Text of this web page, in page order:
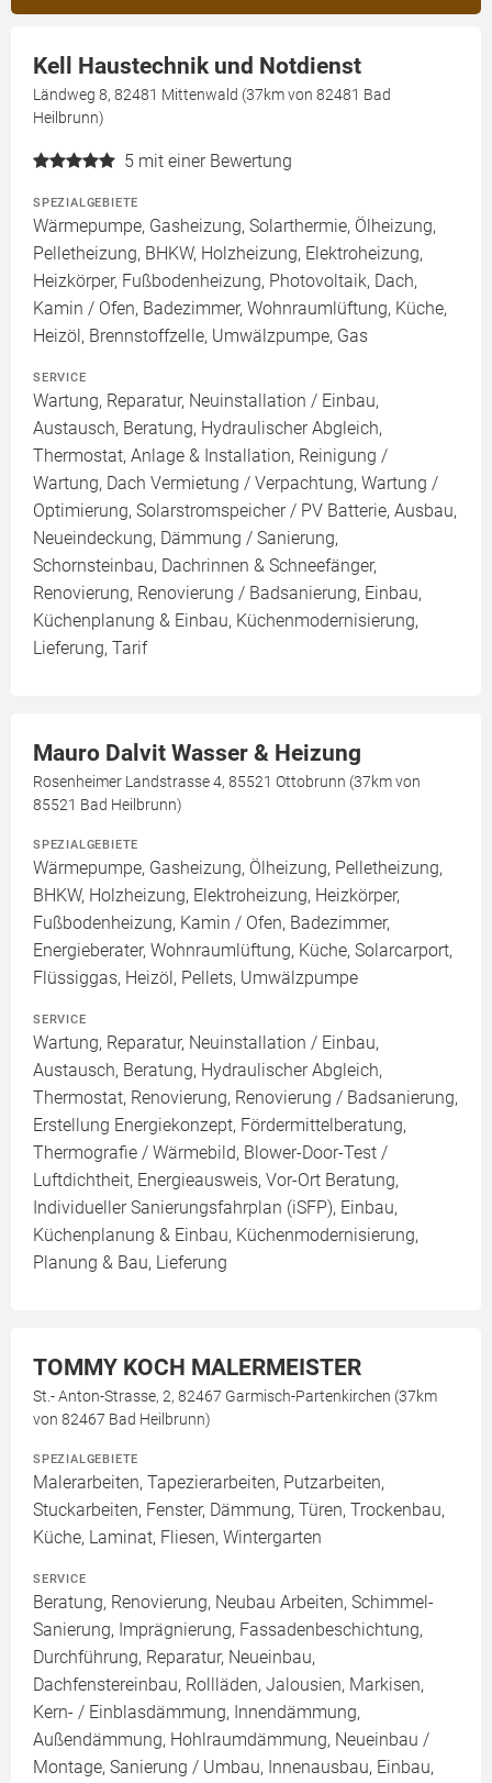
Kell Haustechnik und Notdienst
Ländweg 8, 82481 Mittenwald (37km von 82481 Bad
Heilbrunn)
5 mit einer Bewertung
SPEZIALGEBIETE
Wärmepumpe, Gasheizung, Solarthermie, Ölheizung,
Pelletheizung, BHKW, Holzheizung, Elektroheizung,
Heizkörper, Fußbodenheizung, Photovoltaik, Dach,
Kamin / Ofen, Badezimmer, Wohnraumlüftung, Küche,
Heizöl, Brennstoffzelle, Umwälzpumpe, Gas
SERVICE
Wartung, Reparatur, Neuinstallation / Einbau,
Austausch, Beratung, Hydraulischer Abgleich,
Thermostat, Anlage & Installation, Reinigung /
Wartung, Dach Vermietung / Verpachtung, Wartung /
Optimierung, Solarstromspeicher / PV Batterie, Ausbau,
Neueindeckung, Dämmung / Sanierung,
Schornsteinbau, Dachrinnen & Schneefänger,
Renovierung, Renovierung / Badsanierung, Einbau,
Küchenplanung & Einbau, Küchenmodernisierung,
Lieferung, Tarif
Mauro Dalvit Wasser & Heizung
Rosenheimer Landstrasse 4, 85521 Ottobrunn (37km von
85521 Bad Heilbrunn)
SPEZIALGEBIETE
Wärmepumpe, Gasheizung, Ölheizung, Pelletheizung,
BHKW, Holzheizung, Elektroheizung, Heizkörper,
Fußbodenheizung, Kamin / Ofen, Badezimmer,
Energieberater, Wohnraumlüftung, Küche, Solarcarport,
Flüssiggas, Heizöl, Pellets, Umwälzpumpe
SERVICE
Wartung, Reparatur, Neuinstallation / Einbau,
Austausch, Beratung, Hydraulischer Abgleich,
Thermostat, Renovierung, Renovierung / Badsanierung,
Erstellung Energiekonzept, Fördermittelberatung,
Thermografie / Wärmebild, Blower-Door-Test /
Luftdichtheit, Energieausweis, Vor-Ort Beratung,
Individueller Sanierungsfahrplan (iSFP), Einbau,
Küchenplanung & Einbau, Küchenmodernisierung,
Planung & Bau, Lieferung
TOMMY KOCH MALERMEISTER
St.- Anton-Strasse, 2, 82467 Garmisch-Partenkirchen (37km
von 82467 Bad Heilbrunn)
SPEZIALGEBIETE
Malerarbeiten, Tapezierarbeiten, Putzarbeiten,
Stuckarbeiten, Fenster, Dämmung, Türen, Trockenbau,
Küche, Laminat, Fliesen, Wintergarten
SERVICE
Beratung, Renovierung, Neubau Arbeiten, Schimmel-
Sanierung, Imprägnierung, Fassadenbeschichtung,
Durchführung, Reparatur, Neueinbau,
Dachfenstereinbau, Rollläden, Jalousien, Markisen,
Kern- / Einblasdämmung, Innendämmung,
Außendämmung, Hohlraumdämmung, Neueinbau /
Montage, Sanierung / Umbau, Innenausbau, Einbau,